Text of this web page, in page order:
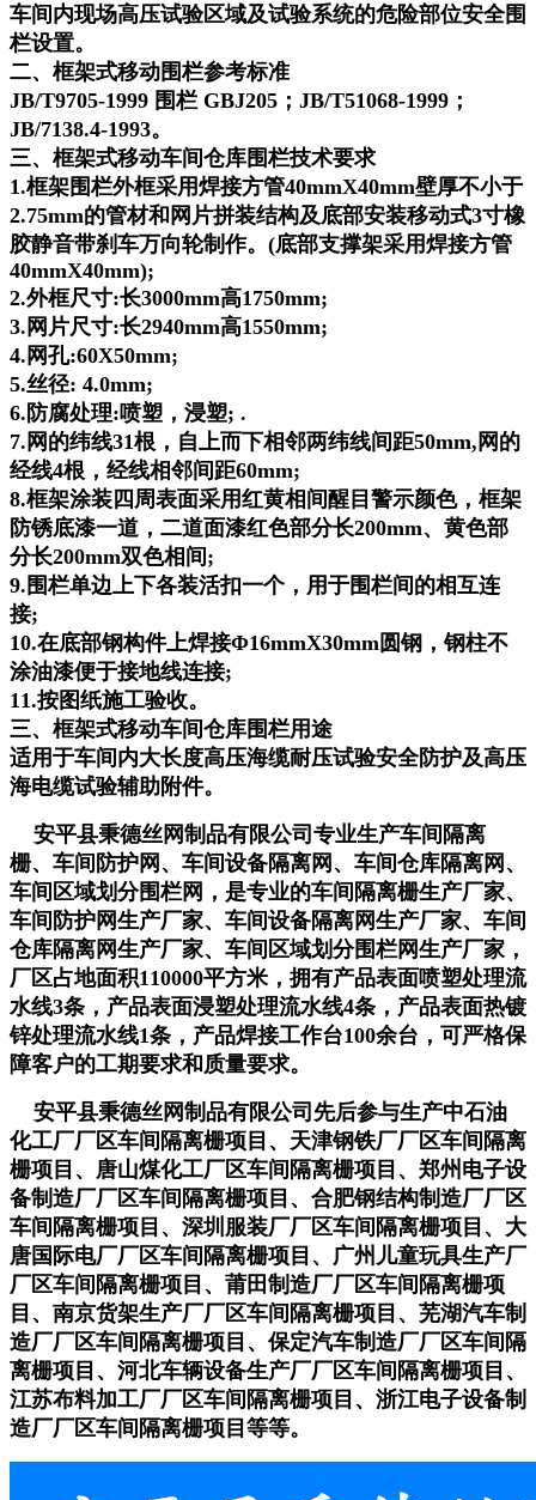
车间内现场高压试验区域及试验系统的危险部位安全围
栏设置。
二、框架式移动围栏参考标准
JB/T9705-1999 围栏 GBJ205；JB/T51068-1999；
JB/7138.4-1993。
三、框架式移动车间仓库围栏技术要求
1.框架围栏外框采用焊接方管40mmX40mm壁厚不小于
2.75mm的管材和网片拼装结构及底部安装移动式3寸橡
胶静音带刹车万向轮制作。(底部支撑架采用焊接方管
40mmX40mm);
2.外框尺寸:长3000mm高1750mm;
3.网片尺寸:长2940mm高1550mm;
4.网孔:60X50mm;
5.丝径: 4.0mm;
6.防腐处理:喷塑，浸塑; .
7.网的纬线31根，自上而下相邻两纬线间距50mm,网的
经线4根，经线相邻间距60mm;
8.框架涂装四周表面采用红黄相间醒目警示颜色，框架
防锈底漆一道，二道面漆红色部分长200mm、黄色部
分长200mm双色相间;
9.围栏单边上下各装活扣一个，用于围栏间的相互连
接;
10.在底部钢构件上焊接Φ16mmX30mm圆钢，钢柱不
涂油漆便于接地线连接;
11.按图纸施工验收。
三、框架式移动车间仓库围栏用途
适用于车间内大长度高压海缆耐压试验安全防护及高压
海电缆试验辅助附件。
安平县秉德丝网制品有限公司专业生产车间隔离
栅、车间防护网、车间设备隔离网、车间仓库隔离网、
车间区域划分围栏网，是专业的车间隔离栅生产厂家、
车间防护网生产厂家、车间设备隔离网生产厂家、车间
仓库隔离网生产厂家、车间区域划分围栏网生产厂家，
厂区占地面积110000平方米，拥有产品表面喷塑处理流
水线3条，产品表面浸塑处理流水线4条，产品表面热镀
锌处理流水线1条，产品焊接工作台100余台，可严格保
障客户的工期要求和质量要求。
安平县秉德丝网制品有限公司先后参与生产中石油
化工厂厂区车间隔离栅项目、天津钢铁厂厂区车间隔离
栅项目、唐山煤化工厂区车间隔离栅项目、郑州电子设
备制造厂厂区车间隔离栅项目、合肥钢结构制造厂厂区
车间隔离栅项目、深圳服装厂厂区车间隔离栅项目、大
唐国际电厂厂区车间隔离栅项目、广州儿童玩具生产厂
厂区车间隔离栅项目、莆田制造厂厂区车间隔离栅项
目、南京货架生产厂厂区车间隔离栅项目、芜湖汽车制
造厂厂区车间隔离栅项目、保定汽车制造厂厂区车间隔
离栅项目、河北车辆设备生产厂厂区车间隔离栅项目、
江苏布料加工厂厂区车间隔离栅项目、浙江电子设备制
造厂厂区车间隔离栅项目等等。